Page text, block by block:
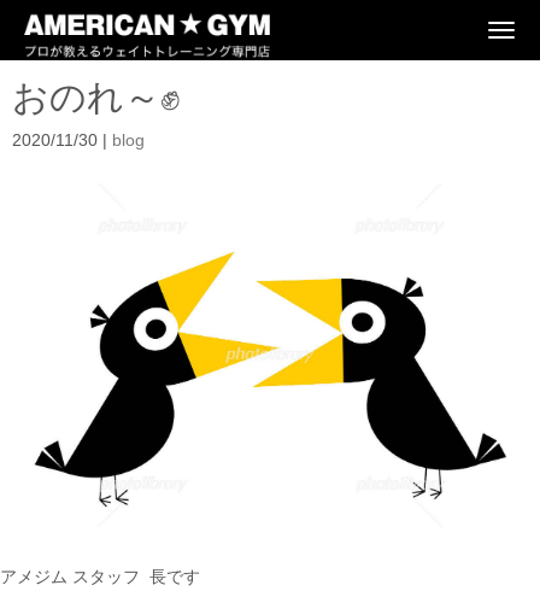
N
おのれ～✊
2020/11/30 | blog
アメジム スタッフ 長です